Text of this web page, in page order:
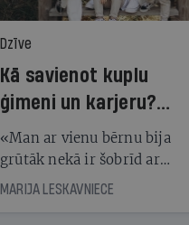
Dzīve
Kā savienot kuplu
ģimeni un karjeru?
Kristīne Tida to māk!
«Man ar vienu bērnu bija
grūtāk nekā ir šobrīd ar
pieciem. Kādai citai ir pilnīgi
MARIJA LESKAVNIECE